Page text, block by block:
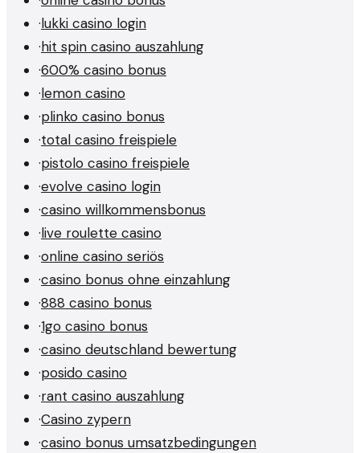
·lukki casino login
·hit spin casino auszahlung
·600% casino bonus
·lemon casino
·plinko casino bonus
·total casino freispiele
·pistolo casino freispiele
·evolve casino login
·casino willkommensbonus
·live roulette casino
·online casino seriös
·casino bonus ohne einzahlung
·888 casino bonus
·1go casino bonus
·casino deutschland bewertung
·posido casino
·rant casino auszahlung
·Casino zypern
·casino bonus umsatzbedingungen